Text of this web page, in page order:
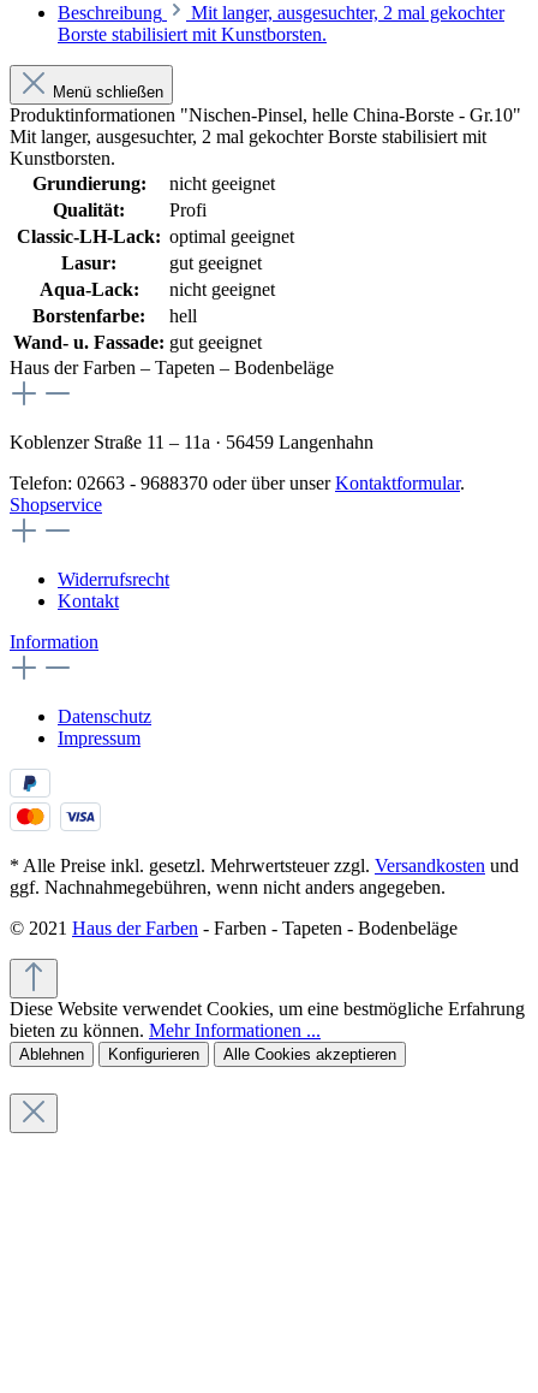
Beschreibung
Mit langer, ausgesuchter, 2 mal gekochter
Borste stabilisiert mit Kunstborsten.
Menü schließen
Produktinformationen "Nischen-Pinsel, helle China-Borste - Gr.10"
Mit langer, ausgesuchter, 2 mal gekochter Borste stabilisiert mit
Kunstborsten.
Grundierung:
nicht geeignet
Qualität:
Profi
Classic-LH-Lack: optimal geeignet
Lasur:
gut geeignet
Aqua-Lack:
nicht geeignet
Borstenfarbe:
hell
Wand- u. Fassade: gut geeignet
Haus der Farben – Tapeten – Bodenbeläge
Koblenzer Straße 11 – 11a · 56459 Langenhahn
Telefon: 02663 - 9688370 oder über unserKontaktformular.
Shopservice
Widerrufsrecht
Kontakt
Information
Datenschutz
Impressum
* Alle Preise inkl. gesetzl. Mehrwertsteuer zzgl. Versandkosten und
ggf. Nachnahmegebühren, wenn nicht anders angegeben.
© 2021 Haus der Farben - Farben - Tapeten - Bodenbeläge
Diese Website verwendet Cookies, um eine bestmögliche Erfahrung
bieten zu können. Mehr Informationen ...
Ablehnen Konfigurieren Alle Cookies akzeptieren